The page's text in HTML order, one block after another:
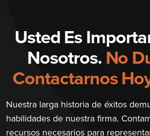
Usted Es
Nosotros.No
Contactarnos
Nuestra larga historia de éxitos
habilidades de nuestra firma.
recursos necesarios para